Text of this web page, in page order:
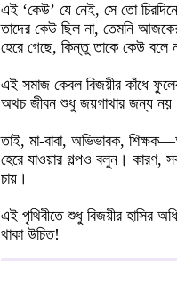
এই ‘কেউ’ যে নেই, সে তো
তাদের কেউ ছিল না, তেমনি
হেরে গেছে, কিন্তু তাকে কেউ
এই সমাজ কেবল বিজয়ীর কাঁধে
অথচ জীবন শুধু জয়গাথার জন্য
তাই, মা-বাবা, অভিভাবক,
হেরে যাওয়ার গল্পও বলুন। কারণ,
চায়।
এই পৃথিবীতে শুধু বিজয়ীর হাসির
থাকা উচিত!